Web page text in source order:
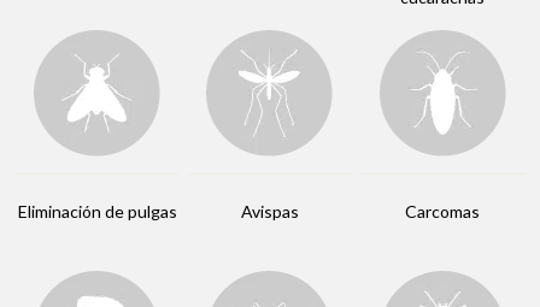
Eliminación de pulgas Avispas Carcomas